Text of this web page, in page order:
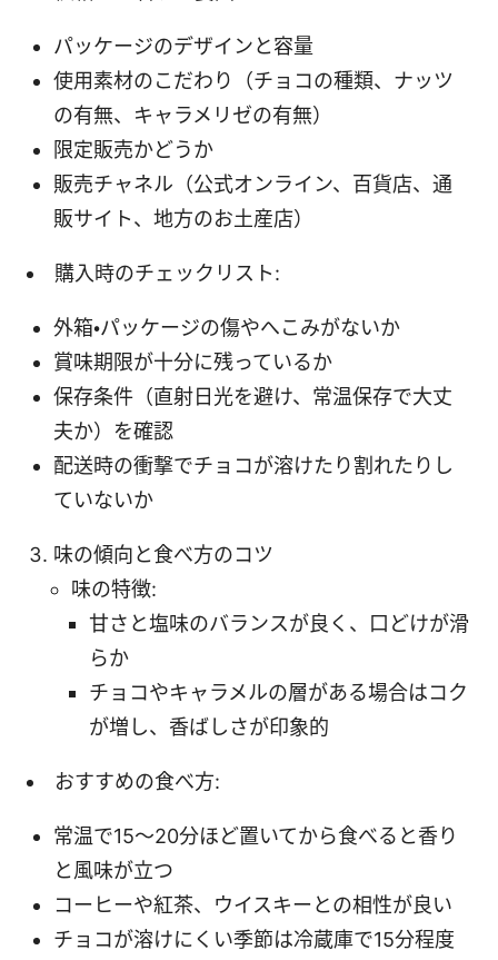
パッケージのデザインと容量
使用素材のこだわり（チョコの種類、ナッツ
の有無、キャラメリゼの有無）
限定販売かどうか
販売チャネル（公式オンライン、百貨店、通
販サイト、地方のお土産店）
購入時のチェックリスト:
外箱・パッケージの傷やへこみがないか
賞味期限が十分に残っているか
保存条件（直射日光を避け、常温保存で大丈
夫か）を確認
配送時の衝撃でチョコが溶けたり割れたりし
ていないか
味の傾向と食べ方のコツ
味の特徴:
甘さと塩味のバランスが良く、口どけが滑
らか
チョコやキャラメルの層がある場合はコク
が増し、香ばしさが印象的
おすすめの食べ方:
常温で15〜20分ほど置いてから食べると香り
と風味が立つ
コーヒーや紅茶、ウイスキーとの相性が良い
チョコが溶けにくい季節は冷蔵庫で15分程度